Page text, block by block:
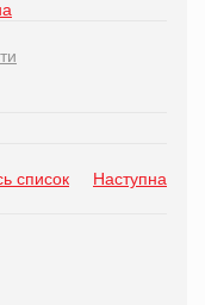
список Наступна